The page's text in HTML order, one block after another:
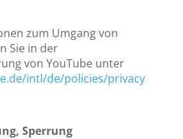
zum Umgang von
Sie in der
von YouTube unter
intl/de/policies/privacy
Sperrung